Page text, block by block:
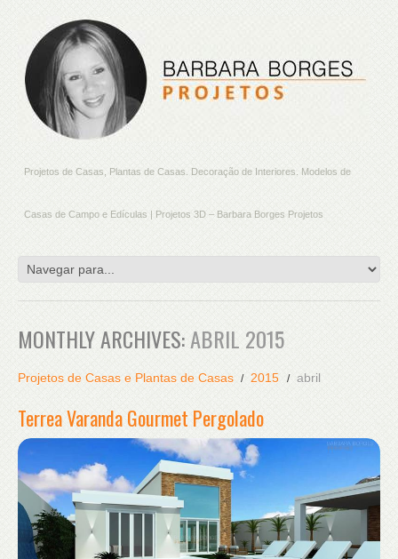
Projetos de Casas, Plantas de Casas. Decoração de Interiores. Modelos de
Casas de Campo e Edículas | Projetos 3D – Barbara Borges Projetos
MONTHLY ARCHIVES:ABRIL 2015
Projetos de Casas e Plantas de Casas 2015 abril
Terrea Varanda Gourmet Pergolado